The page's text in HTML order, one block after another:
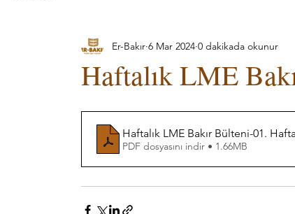
Haftalık LME
Er-Bakır 6 Mar 2024 0 dakikada okunur
Haftalık LME Bakır Bülteni-01. Hafta
PDF dosyasını indir • 1.66MB